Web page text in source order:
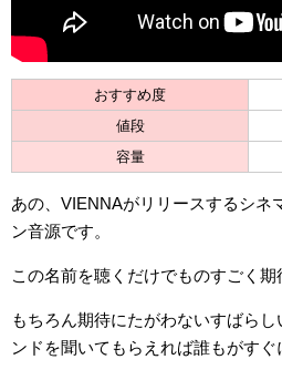
おすすめ度
値段
容量
あの、VIENNAがリリースするシネ
ン音源です。
この名前を聴くだけでものすごく期
もちろん期待にたがわないすばら
ンドを聞いてもらえれば誰もがすぐ